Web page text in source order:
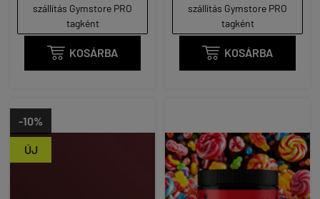
szállítás Gymstore PRO
tagként
 KOSÁRBA
szállítás Gymstore PRO
tagként
 KOSÁRBA
ÚJ
-10%